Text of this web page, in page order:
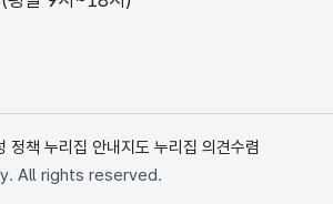
정책 누리집 안내지도 누리집 의견수렴
All rights reserved.